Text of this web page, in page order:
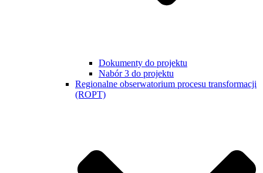
Dokumenty do projektu
Nabór 3 do projektu
Regionalne obserwatorium procesu transformacji
(ROPT)